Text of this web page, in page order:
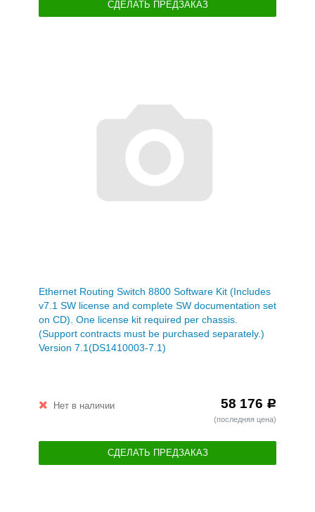
СДЕЛАТЬ ПРЕДЗАКАЗ
Ethernet Routing Switch 8800 Software Kit (Includes
v7.1 SW license and complete SW documentation set
on CD). One license kit required per chassis.
(Support contracts must be purchased separately.)
Version 7.1(DS1410003-7.1)
Нет в наличии 58 176 Р
(последняя цена)
СДЕЛАТЬ ПРЕДЗАКАЗ